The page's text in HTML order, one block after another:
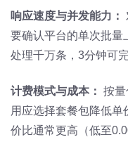
响应速度与并发能力：
要确认平台的单次批量
处理千万条，3分钟可
计费模式与成本： 按
用应选择套餐包降低
价比通常更高（低至